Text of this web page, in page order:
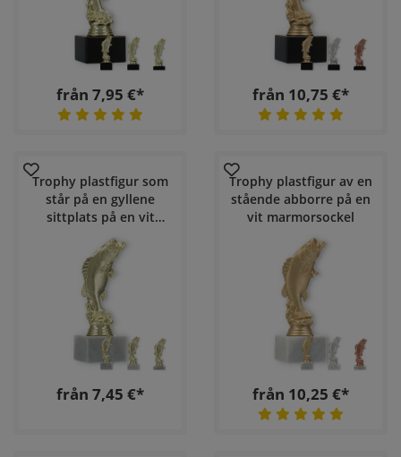
från 7,95 €* från 10,75 €*
Trophy plastfigur som
står på en gyllene
sittplats på en vit
marmorbas
från 7,45 €*
Trophy plastfigur av en
stående abborre på en
vit marmorsockel
från 10,25 €*